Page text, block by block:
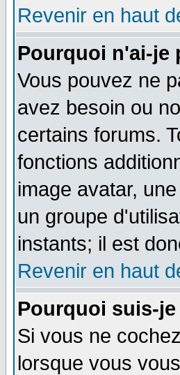
Revenir en haut
Pourquoi n'ai-je
Vous pouvez ne
avez besoin ou
certains forums.
fonctions
image avatar,
un groupe
instants; il est
Revenir en haut
Pourquoi suis-
Si vous ne
lorsque vous